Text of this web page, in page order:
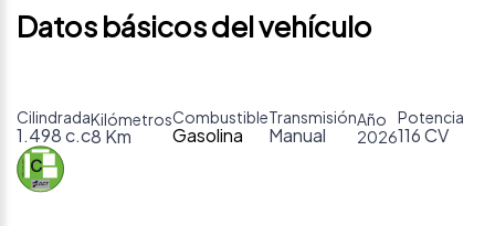
Datos básicos del vehículo
Cilindrada
1.498 c.c
Kilómetros
8 Km
Combustible
Gasolina
Transmisión
Manual
Año
2026
Potencia
116 CV